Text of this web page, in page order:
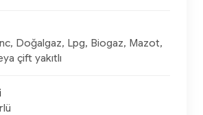
Doğalgaz, Lpg, Biogaz, Mazot,
çift yakıtlı